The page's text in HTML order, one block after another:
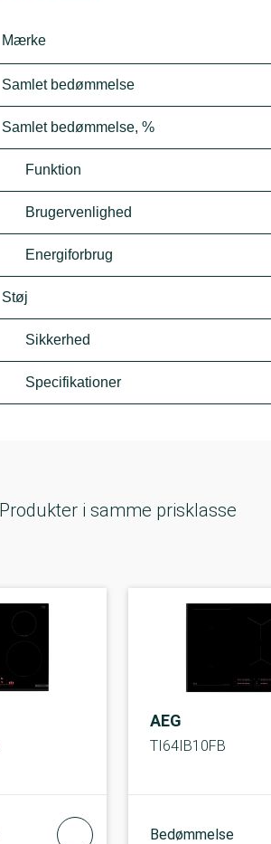
Mærke
Samlet bedømmelse
Samlet bedømmelse, %
Funktion
Brugervenlighed
Energiforbrug
Støj
Sikkerhed
Specifikationer
Produkter i samme prisklasse
AEG
TI64IB10FB
Bedømmelse